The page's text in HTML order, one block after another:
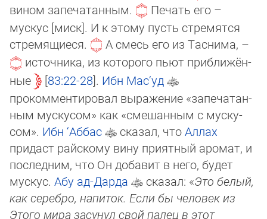
вином запечатанным.
Печать его –
мускус [миск]. И к этому пусть стре­мят­ся
стремящиеся.
А смесь его из Таснима, –
источника, из которого пьют приб­ли­жён­
ные
83:22-28 . Ибн Мас‘уд
прокомментировал выражение «запе­ча­тан­
ным мус­кусом» как «смешанным с муску­
сом». Ибн ‘Аббас сказал, чтоАллах
придаст рай­ско­му вину приятный аромат, и
последним, что Он добавит в него, будет
мускус. Абу ад-Дарда сказал: «Это белый,
как серебро, напиток. Если бы человек из
Этого мира за­су­нул свой палец в этот